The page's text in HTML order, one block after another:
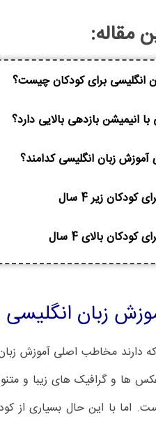
مقاله:
انگلیسی برای کودکان چیست؟
انیمیشن بازدهی بالایی دارد؟
آموزش زبان انگلیسی کدامند؟
زیر 4 سال
بالای 4 سال
زبان
دارند مخاطب اصلی آموزش
عکس ها و گرافیک های زیبا و
اما با این حال بسیاری از